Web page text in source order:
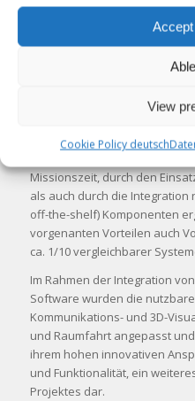
View
Cookie Policy deutsch
TROUT_Teaser_MAUAV_De.pdf
Durch zusätzlich
Missionszeit, durch den
als auch durch die Integration
off-the-shelf) Komponenten
vorgenanten Vorteilen auch
ca. 1/10 vergleichbarer
Im Rahmen der Integration
Software wurden die
Kommunikations- und 3D-
und Raumfahrt angepasst
ihrem hohen innovativen
und Funktionalität, ein
Projektes dar.